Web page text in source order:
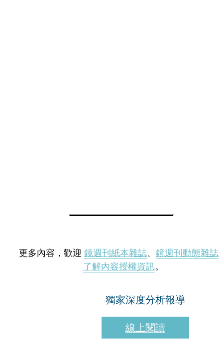
更多內容，歡迎 鏡週刊紙本雜誌、 鏡週刊動態雜誌
了解內容授權資訊。
獨家深度分析報導
線上閱讀